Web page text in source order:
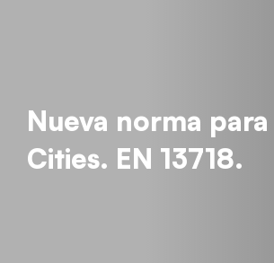
Nueva norma
Cities. EN 13718.